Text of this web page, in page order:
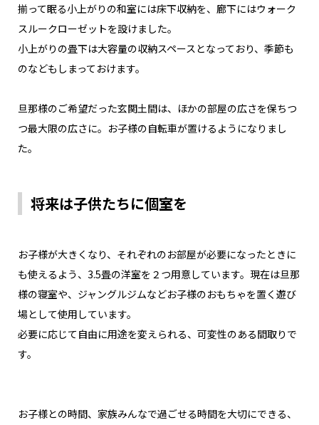
揃って眠る小上がりの和室には床下収納を、廊下にはウォーク
スルークローゼットを設けました。
小上がりの畳下は大容量の収納スペースとなっており、季節も
のなどもしまっておけます。
旦那様のご希望だった玄関土間は、ほかの部屋の広さを保ちつ
つ最大限の広さに。お子様の自転車が置けるようになりまし
た。
将来は子供たちに個室を
お子様が大きくなり、それぞれのお部屋が必要になったときに
も使えるよう、3.5畳の洋室を２つ用意しています。現在は旦那
様の寝室や、ジャングルジムなどお子様のおもちゃを置く遊び
場として使用しています。
必要に応じて自由に用途を変えられる、可変性のある間取りで
す。
お子様との時間、家族みんなで過ごせる時間を大切にできる、